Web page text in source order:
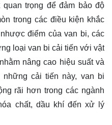
trọng để đảm bảo độ
trong các điều kiện khắc
điểm của van bi, các
loại van bi cải tiến với vật
nâng cao hiệu suất và
cải tiến này, van bi
rãi hơn trong các ngành
chất, dầu khí đến xử lý